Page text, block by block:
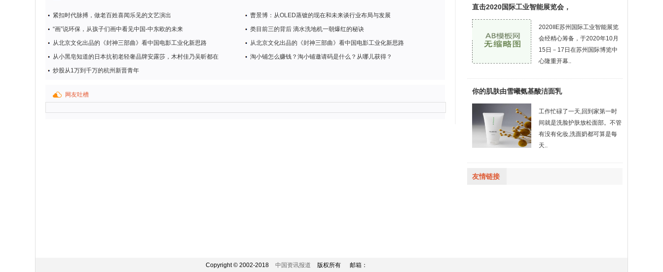
紧扣时代脉搏，做老百姓喜闻乐见的文艺演出
曹景博：从OLED蒸镀的现在和未来谈行业布局与发展
“画”说环保，从孩子们画中看见中国-中东欧的未来
类目前三的背后 滴水洗地机一朝爆红的秘诀
从北京文化出品的《封神三部曲》看中国电影工业化新思路
从北京文化出品的《封神三部曲》看中国电影工业化新思路
从小黑皂知道的日本抗初老轻奢品牌安露莎，木村佳乃吴昕都在
淘小铺怎么赚钱？淘小铺邀请码是什么？从哪儿获得？
炒股从1万到千万的杭州新晋青年
网友吐槽
直击2020国际工业智能展览会，
2020IIE苏州国际工业智能展览
会经精心筹备，于2020年10月
15日－17日在苏州国际博览中
心隆重开幕..
你的肌肤由雪曦氨基酸洁面乳
工作忙碌了一天,回到家第一时
间就是洗脸护肤放松面部。不管
有没有化妆,洗面奶都可算是每
天..
友情链接
Copyright © 2002-2018 中国资讯报道 版权所有 邮箱：